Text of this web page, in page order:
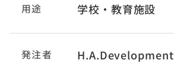
用途 学校・教育施設
発注者 H.A.Development